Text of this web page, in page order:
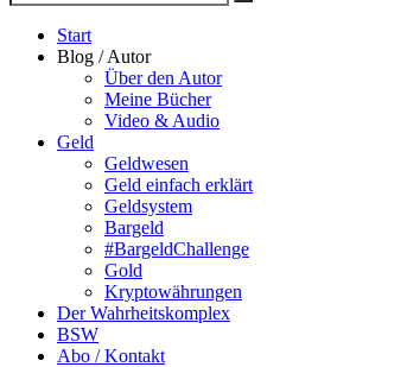
nach
Suche
Start
Blog / Autor
Über den Autor
Meine Bücher
Video & Audio
Geld
Geldwesen
Geld einfach erklärt
Geldsystem
Bargeld
#BargeldChallenge
Gold
Kryptowährungen
Der Wahrheitskomplex
BSW
Abo / Kontakt